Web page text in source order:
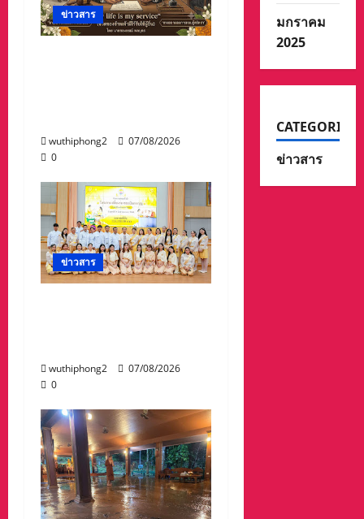
ข่าวสาร
wuthiphong2
07/08/2026
0
ข่าวสาร
wuthiphong2
07/08/2026
0
มกราคม
2025
CATEGORIES
ข่าวสาร